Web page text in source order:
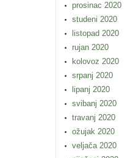
prosinac 2020
studeni 2020
listopad 2020
rujan 2020
kolovoz 2020
srpanj 2020
lipanj 2020
svibanj 2020
travanj 2020
ožujak 2020
veljača 2020